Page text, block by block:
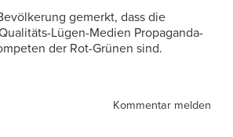
gemerkt, dass die
Lügen-Medien Propaganda-
der Rot-Grünen sind.
Kommentar melden